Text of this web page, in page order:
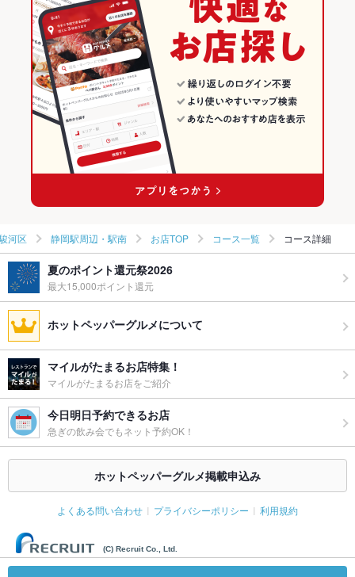
洋・和洋・各国料理・その他
静岡駅周辺・葵区・駿河区 × 居酒屋
静岡駅周辺・葵区・駿河区 × 洋・和洋・各国料理・その他
静岡駅 × 居酒屋
静岡駅 × 洋・和洋・各国料理・その他
静岡 × ダイニングバー・バル
静岡 × 和風・創作
静岡 × 居酒屋
静岡 × 洋・和洋・各国料理・その他
静岡駅周辺・葵区・駿河区のダイニングバー・バルランキング
静岡駅周辺・駅南のグルメランキング
静岡駅周辺・駅南のダイニングバー・バルランキング
河区 静岡駅周辺・駅南 お店TOP コース一覧 コース詳細
夏のポイント還元祭2026
最大15,000ポイント還元
ホットペッパーグルメについて
マイルがたまるお店特集！
マイルがたまるお店をご紹介
今日明日予約できるお店
急ぎの飲み会でもネット予約OK！
ホットペッパーグルメ掲載申込み
よくある問い合わせ プライバシーポリシー 利用規約
(C) Recruit Co., Ltd.